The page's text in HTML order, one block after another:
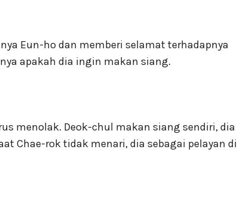
Eun-ho dan memberi selamat terhadapnya
apakah dia ingin makan siang.
menolak. Deok-chul makan siang sendiri, dia
Chae-rok tidak menari, dia sebagai pelayan di